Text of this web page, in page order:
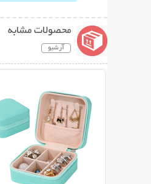
محصولات مشابه
آرشیو